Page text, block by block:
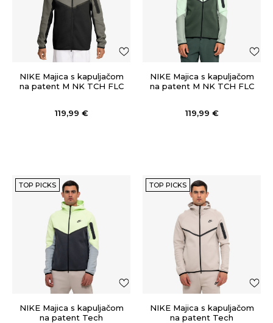
NIKE Majica s kapuljačom
na patent M NK TCH FLC
119,99 €
NIKE Majica s kapuljačom
na patent M NK TCH FLC
119,99 €
TOP PICKS
NIKE Majica s kapuljačom
na patent Tech
TOP PICKS
NIKE Majica s kapuljačom
na patent Tech